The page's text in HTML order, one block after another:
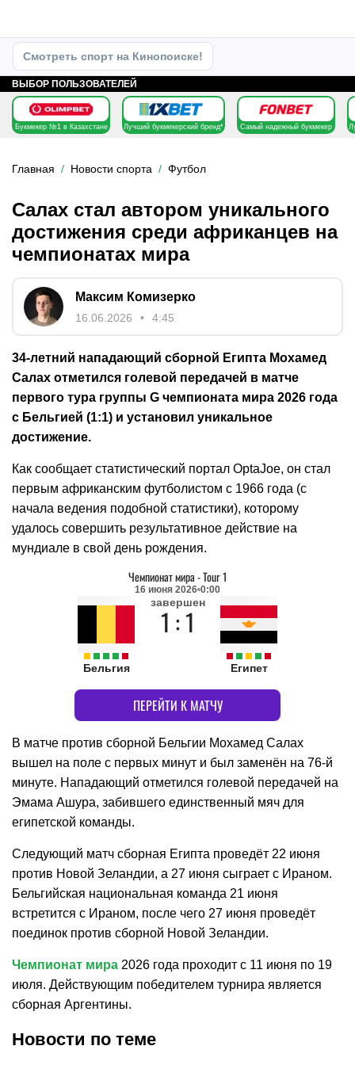
Смотреть спорт на Кинопоиске!
ВЫБОР ПОЛЬЗОВАТЕЛЕЙ
Букмекер №1 в Казахстане Лучший букмекерский бренд* Самый надежный букмекер
Главная Новости спорта Футбол
Салах стал автором уникального
достижения среди африканцев на
чемпионатах мира
Максим Комизерко
16.06.2026 4:45
34-летний нападающий сборной Египта Мохамед
Салах отметился голевой передачей в матче
первого тура группы G чемпионата мира 2026 года
с Бельгией (1:1) и установил уникальное
достижение.
Как сообщает статистический портал OptaJoe, он стал
первым африканским футболистом с 1966 года (с
начала ведения подобной статистики), которому
удалось совершить результативное действие на
мундиале в свой день рождения.
Чемпионат мира-Tour 1
16 июня 2026 0:00
Бельгия
завершен
1 : 1
Египет
ПЕРЕЙТИ К МАТЧУ
В матче против сборной Бельгии Мохамед Салах
вышел на поле с первых минут и был заменён на 76-й
минуте. Нападающий отметился голевой передачей на
Эмама Ашура, забившего единственный мяч для
египетской команды.
Следующий матч сборная Египта проведёт 22 июня
против Новой Зеландии, а 27 июня сыграет с Ираном.
Бельгийская национальная команда 21 июня
встретится с Ираном, после чего 27 июня проведёт
поединок против сборной Новой Зеландии.
Чемпионат мира 2026 года проходит с 11 июня по 19
июля. Действующим победителем турнира является
сборная Аргентины.
Новости по теме